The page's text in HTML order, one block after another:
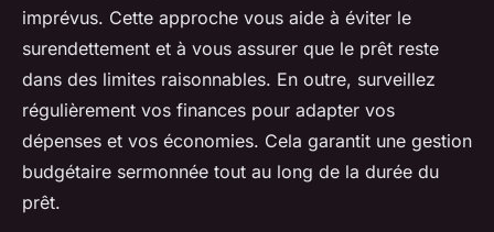
imprévus. Cette approche vous aide à éviter le
surendettement et à vous assurer que le prêt reste
dans des limites raisonnables. En outre, surveillez
régulièrement vos finances pour adapter vos
dépenses et vos économies. Cela garantit une gestion
budgétaire sermonnée tout au long de la durée du
prêt.